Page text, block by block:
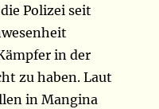
Polizei seit
in der
zu haben. Laut
in Mangina